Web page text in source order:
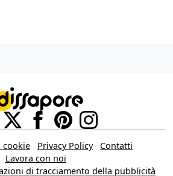
cookie Privacy Policy
Contatti
Lavora con noi
di tracciamento della pubblicità